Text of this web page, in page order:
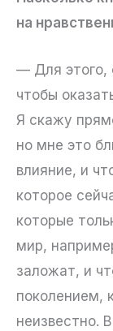
на
— Для этого,
чтобы
Я скажу
но мне это
влияние, и
которое
которые
мир,
заложат, и
поколением,
неизвестно.